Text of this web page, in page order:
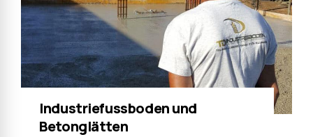
Industriefussboden und
Betonglätten